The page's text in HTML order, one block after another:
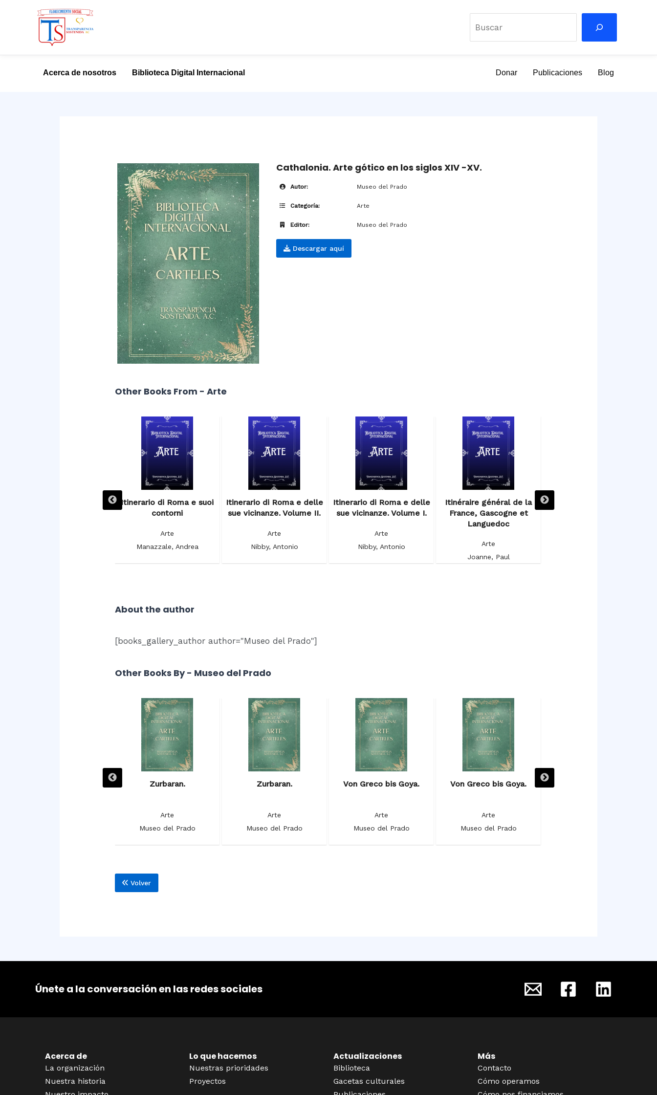
Buscar
Acerca de nosotros Biblioteca Digital Internacional Donar Publicaciones Blog
Cathalonia. Arte gótico en los siglos XIV -XV.
Autor: Museo del Prado
Categoría: Arte
Editor: Museo del Prado
Descargar aquí
Other Books From - Arte
artistique et monumentale,
Itinerario di Roma e suoi
contorni
Arte
Manazzale, Andrea
Itinerario di Roma e delle
sue vicinanze. Volume II.
Arte
Nibby, Antonio
Itinerario di Roma e delle
sue vicinanze. Volume I.
Arte
Nibby, Antonio
Itinéraire général de la
France, Gascogne et
Languedoc
Arte
Joanne, Paul
historique et artistique de
About the author
[books_gallery_author author="Museo del Prado"]
Other Books By - Museo del Prado
Zurbaran.
Arte
Museo del Prado
Zurbaran.
Arte
Museo del Prado
Von Greco bis Goya.
Arte
Museo del Prado
Von Greco bis Goya.
Arte
Museo del Prado
Vistas monumentales de
Volver
Únete a la conversación en las redes sociales
Acerca de
La organización
Nuestra historia
Lo que hacemos
Nuestras prioridades
Proyectos
Actualizaciones
Biblioteca
Gacetas culturales
Más
Contacto
Cómo operamos